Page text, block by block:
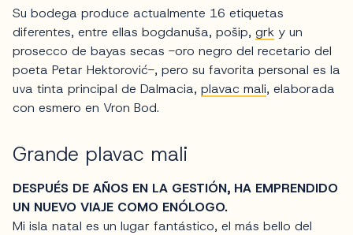
Su bodega produce actualmente 16 etiquetas
diferentes, entre ellas bogdanuša, pošip, grk y un
prosecco de bayas secas -oro negro del recetario del
poeta Petar Hektorović-, pero su favorita personal es la
uva tinta principal de Dalmacia, plavac mali, elaborada
con esmero en Vron Bod.
Grande plavac mali
DESPUÉS DE AÑOS EN LA GESTIÓN, HA EMPRENDIDO
UN NUEVO VIAJE COMO ENÓLOGO.
Mi isla natal es un lugar fantástico, el más bello del